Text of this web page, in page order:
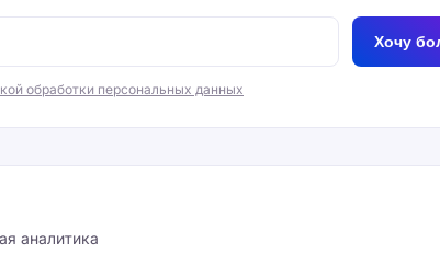
Хочу
обработки персональных данных
аналитика